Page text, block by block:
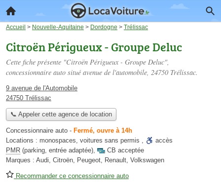
Accueil > Nouvelle-Aquitaine > Dordogne > Trélissac
Citroën Périgueux - Groupe Deluc
Cette fiche présente "Citroën Périgueux - Groupe Deluc",
concessionnaire auto situé avenue de l'automobile, 24750 Trélissac.
9 avenue de l'Automobile
24750 Trélissac
📞 Appeler cette agence de location
Concessionnaire auto - Fermé, ouvre à 14h
Locations : monospaces, voitures sans permis ,
accès
PMR (parking, entrée adaptée),
CB acceptée
Marques : Audi, Citroën, Peugeot, Renault, Volkswagen
Recommander ce concessionnaire auto